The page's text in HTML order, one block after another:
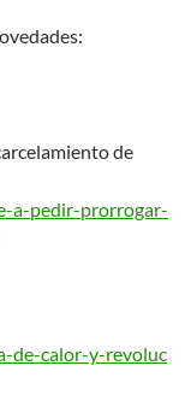
de
a-pedir-prorrogar-
de-calor-y-revoluc